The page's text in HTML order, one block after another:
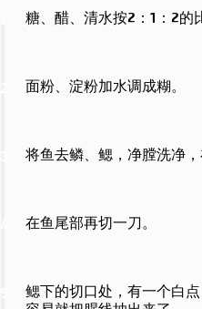
糖、醋、清水按2：1：2的
面粉、淀粉加水调成糊。
将鱼去鳞、鳃，净膛洗净，
在鱼尾部再切一刀。
鳃下的切口处，有一个白